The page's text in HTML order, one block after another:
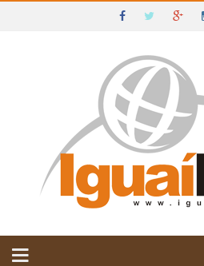
IGUAÍ E SUDOESTE DA BAHIA